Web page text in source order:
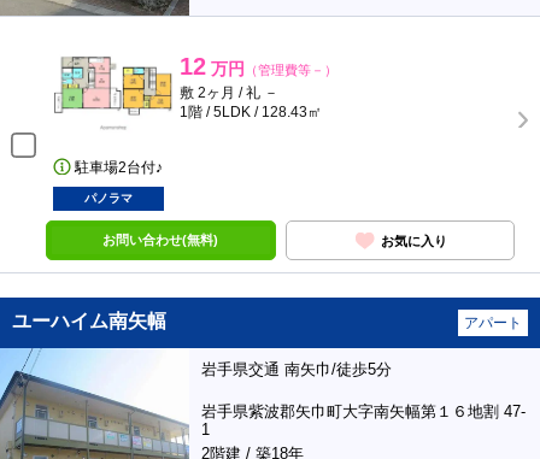
12 万円 （管理費等－）
敷 2ヶ月 / 礼 －
1階 / 5LDK / 128.43㎡
駐車場2台付♪
パノラマ
お問い合わせ(無料) お気に入り
ユーハイム南矢幅 アパート
岩手県交通 南矢巾/徒歩5分
岩手県紫波郡矢巾町大字南矢幅第１６地割 47-
1
2階建 / 築18年